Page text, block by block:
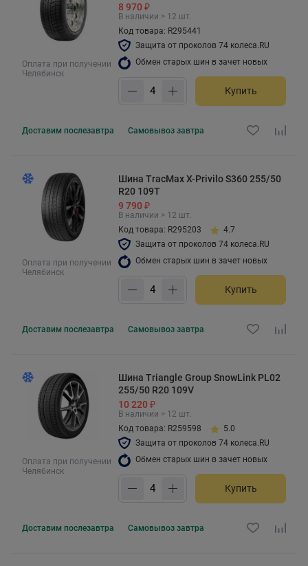
Оплата при получении
Челябинск
8 970 ₽
В наличии > 12 шт.
Код товара: R295441
Защита от проколов 74 колеса.RU
Обмен старых шин в зачет новых
Купить
Доставим послезавтра Самовывоз завтра
Оплата при получении
Челябинск
Шина TracMax X-Privilo S360 255/50
R20 109T
9 790 ₽
В наличии > 12 шт.
Код товара: R295203
4.7
Защита от проколов 74 колеса.RU
Обмен старых шин в зачет новых
Купить
Доставим послезавтра Самовывоз завтра
Оплата при получении
Челябинск
Шина Triangle Group SnowLink PL02
255/50 R20 109V
10 220 ₽
В наличии > 12 шт.
Код товара: R259598
5.0
Защита от проколов 74 колеса.RU
Обмен старых шин в зачет новых
Купить
Доставим послезавтра Самовывоз завтра